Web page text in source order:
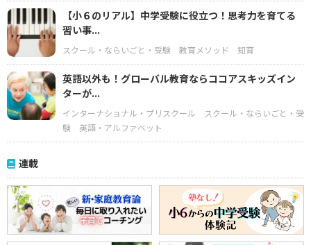
【小６のリアル】中学受験に役立つ！思考力を育てる
習い事...
スクール・ならいごと・受験 教育メソッド 知育
英語以外も！グローバル教育ならココアスキッズイン
ターが...
インターナショナル・プリスクール
スクール・ならいごと・受
験
英語・アルファベット
連載